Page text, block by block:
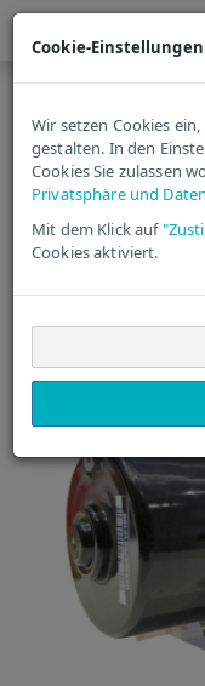
Letzter »
630Artikel in dieser
Fiat ABS-
|
Cookie-Einstellungen
Wir setzen Cookies
gestalten. In den
Cookies Sie zulassen
Privatsphäre und
Mit dem Klick auf
Cookies aktiviert.